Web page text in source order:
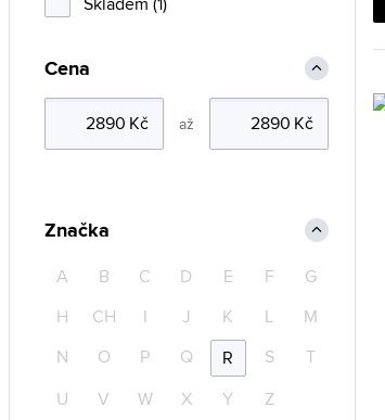
Cena
až
Značka
A B C D E F
G
H
CH I J K L
M
N
O P Q R S
T
U
V W X Y Z